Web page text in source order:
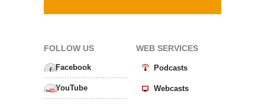
FOLLOW US
Facebook
YouTube
WEB SERVICES
Podcasts
Webcasts